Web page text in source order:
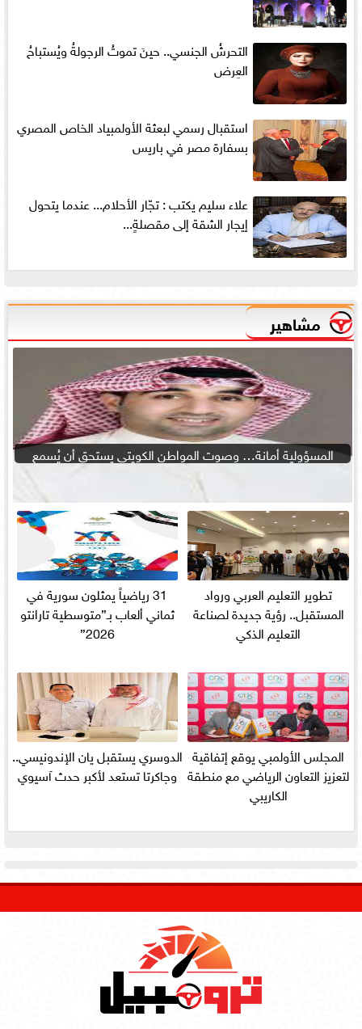
التحرشُ الجنسي.. حينَ تموتُ الرجولةُ ويُستباحُ
العِرض
استقبال رسمي لبعثة الأولمبياد الخاص المصري
بسفارة مصر في باريس
علاء سليم يكتب : تجّار الأحلام... عندما يتحول
إيجار الشقة إلى مقصلةٍ...
مشاهير
المسؤولية أمانة… وصوت المواطن الكويتى يستحق أن يُسمع
تطوير التعليم العربي ورواد
المستقبل.. رؤية جديدة لصناعة
التعليم الذكي
31 رياضياً يمثلون سورية في
ثماني ألعاب بـ”متوسطية تارانتو
2026”
المجلس الأولمبي يوقع إتفاقية
لتعزيز التعاون الرياضي مع منطقة
الكاريبي
الدوسري يستقبل يان الإندونيسي..
وجاكرتا تستعد لأكبر حدث آسيوي